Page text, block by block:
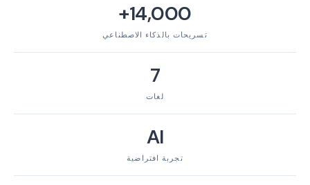
14,000+
تسريحات بالذكاء الاصطناعي
7
لغات
AI
تجربة افتراضية